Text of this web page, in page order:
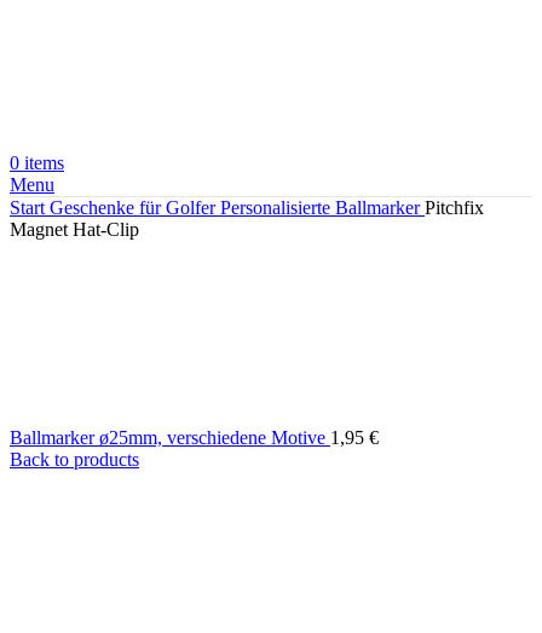
0 items
Menu
Start Geschenke für GolferPersonalisierte BallmarkerPitchfix
Magnet Hat-Clip
Ballmarker ø25mm, verschiedene Motive 1,95 €
Back to products